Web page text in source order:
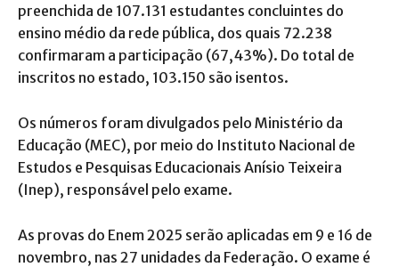
preenchida de 107.131 estudantes concluintes do
ensino médio da rede pública, dos quais 72.238
confirmaram a participação (67,43%). Do total de
inscritos no estado, 103.150 são isentos.
Os números foram divulgados pelo Ministério da
Educação (MEC), por meio do Instituto Nacional de
Estudos e Pesquisas Educacionais Anísio Teixeira
(Inep), responsável pelo exame.
As provas do Enem 2025 serão aplicadas em 9 e 16 de
novembro, nas 27 unidades da Federação. O exame é